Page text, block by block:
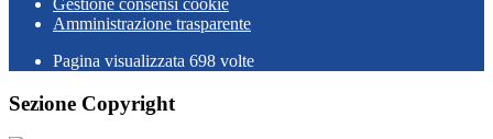
Gestione consensi cookie
Amministrazione trasparente
Pagina visualizzata 698 volte
Sezione Copyright